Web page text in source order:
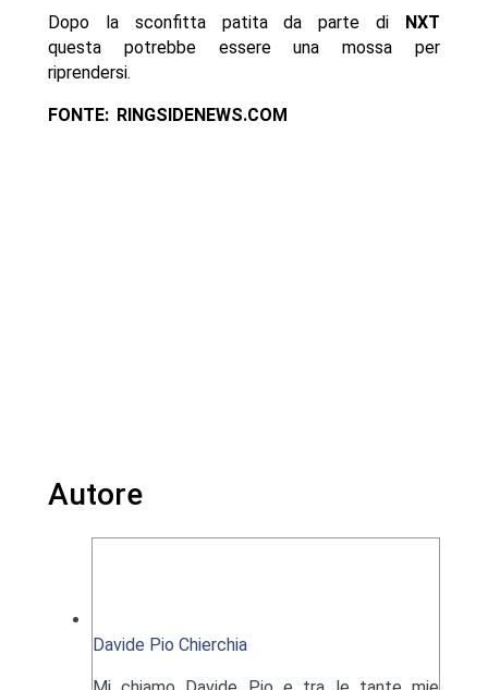
Dopo la sconfitta patita da parte di
NXT
questa potrebbe essere una mossa per
riprendersi.
FONTE: RINGSIDENEWS.COM
Autore
Davide Pio Chierchia